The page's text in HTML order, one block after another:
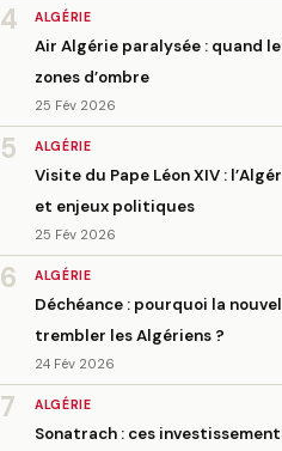
4 ALGÉRIE
Air Algérie paralysée : quand
zones d’ombre
25 Fév 2026
5 ALGÉRIE
Visite du Pape Léon XIV :
et enjeux politiques
25 Fév 2026
6 ALGÉRIE
Déchéance : pourquoi la
trembler les Algériens ?
24 Fév 2026
7 ALGÉRIE
Sonatrach : ces